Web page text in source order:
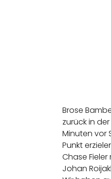
Brose
zurück in
Minuten vor
Punkt
Chase Fieler
Johan